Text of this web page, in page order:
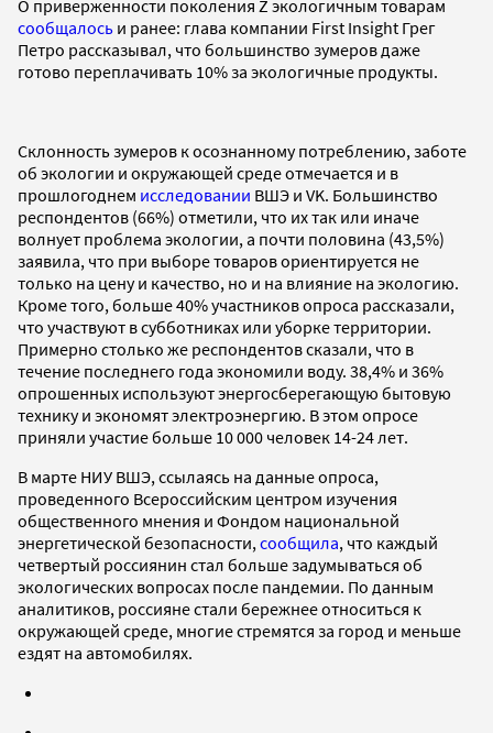
О приверженности поколения Z экологичным товарам
сообщалось и ранее: глава компании First Insight Грег
Петро рассказывал, что большинство зумеров даже
готово переплачивать 10% за экологичные продукты.
Склонность зумеров к осознанному потреблению, заботе
об экологии и окружающей среде отмечается и в
прошлогоднем исследовании ВШЭ и VK. Большинство
респондентов (66%) отметили, что их так или иначе
волнует проблема экологии, а почти половина (43,5%)
заявила, что при выборе товаров ориентируется не
только на цену и качество, но и на влияние на экологию.
Кроме того, больше 40% участников опроса рассказали,
что участвуют в субботниках или уборке территории.
Примерно столько же респондентов сказали, что в
течение последнего года экономили воду. 38,4% и 36%
опрошенных используют энергосберегающую бытовую
технику и экономят электроэнергию. В этом опросе
приняли участие больше 10 000 человек 14-24 лет.
В марте НИУ ВШЭ, ссылаясь на данные опроса,
проведенного Всероссийским центром изучения
общественного мнения и Фондом национальной
энергетической безопасности, сообщила, что каждый
четвертый россиянин стал больше задумываться об
экологических вопросах после пандемии. По данным
аналитиков, россияне стали бережнее относиться к
окружающей среде, многие стремятся за город и меньше
ездят на автомобилях.